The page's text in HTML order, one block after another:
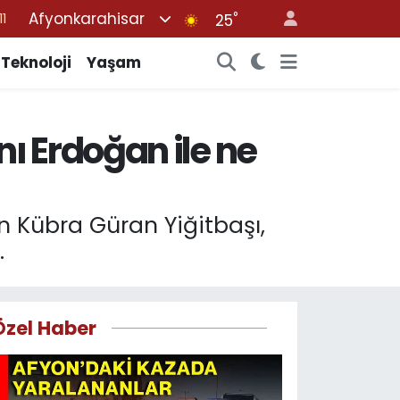
Afyonkarahisar 25°
Teknoloji Yaşam
Erdoğan ile ne
Kübra Güran Yiğitbaşı,
Haber